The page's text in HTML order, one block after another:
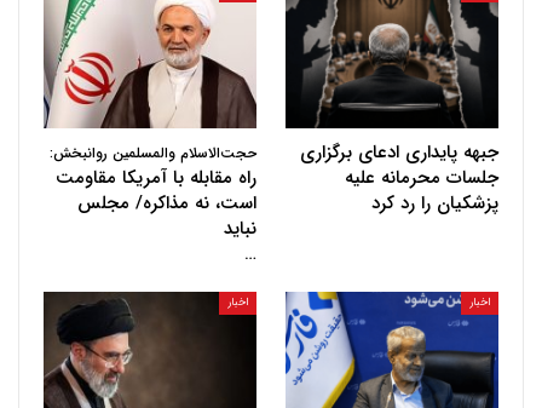
جبهه پایداری ادعای برگزاری
جلسات محرمانه علیه
پزشکیان را رد کرد
حجت‌الاسلام والمسلمین روانبخش:
راه مقابله با آمریکا مقاومت
است، نه مذاکره/ مجلس
نباید
…
اخبار اخبار